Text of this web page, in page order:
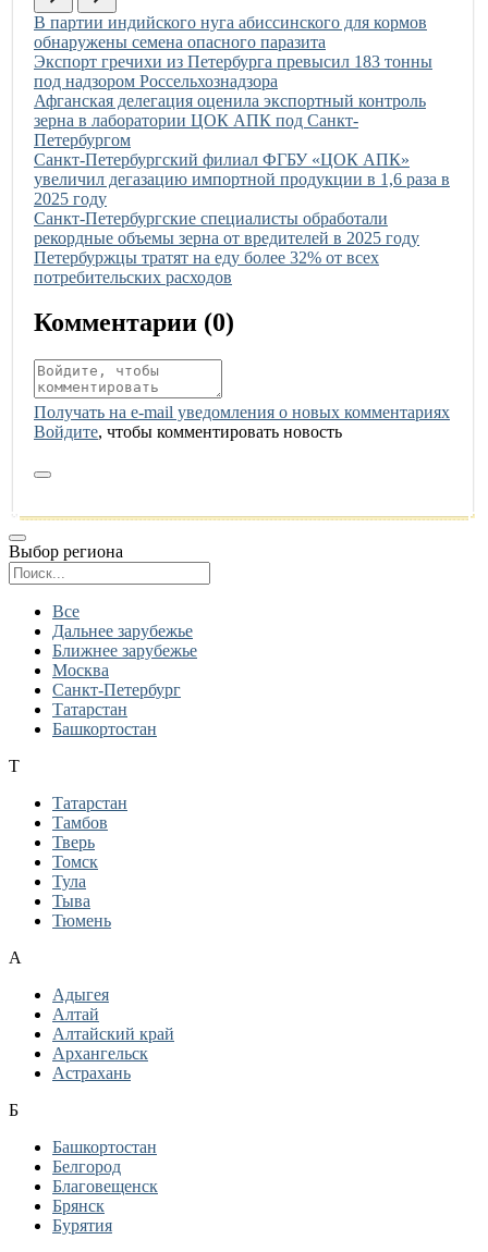
Иллюстрация новости
В партии индийского нуга абиссинского для кормов
обнаружены семена опасного паразита
Иллюстрация новости
Экспорт гречихи из Петербурга превысил 183 тонны
под надзором Россельхознадзора
Иллюстрация новости
Афганская делегация оценила экспортный контроль
зерна в лаборатории ЦОК АПК под Санкт-
Петербургом
Иллюстрация новости
Санкт-Петербургский филиал ФГБУ «ЦОК АПК»
увеличил дегазацию импортной продукции в 1,6 раза в
2025 году
Иллюстрация новости
Санкт-Петербургские специалисты обработали
рекордные объемы зерна от вредителей в 2025 году
Иллюстрация новости
Петербуржцы тратят на еду более 32% от всех
потребительских расходов
Комментарии (0)
Получать на e‑mail уведомления о новых комментариях
Войдите, чтобы комментировать новость
Выбор региона
Все
Дальнее зарубежье
Ближнее зарубежье
Москва
Санкт-Петербург
Татарстан
Башкортостан
Т
Татарстан
Тамбов
Тверь
Томск
Тула
Тыва
Тюмень
А
Адыгея
Алтай
Алтайский край
Архангельск
Астрахань
Б
Башкортостан
Белгород
Благовещенск
Брянск
Бурятия